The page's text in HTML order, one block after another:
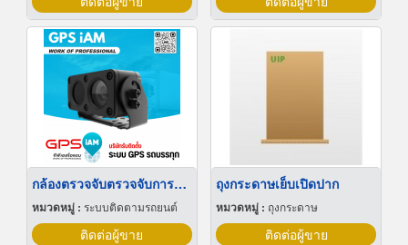
กล้องตรวจจับตรวจจับการหลับใน
หมวดหมู่ : ระบบติดตามรถยนต์
ติดต่อผู้ขาย
ถุงกระดาษเย็บเปิดปาก
หมวดหมู่ : ถุงกระดาษ
ติดต่อผู้ขาย